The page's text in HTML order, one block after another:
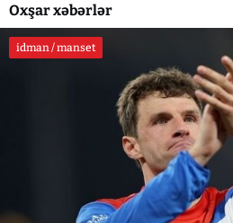
Oxşar xəbərlər
idman / manset